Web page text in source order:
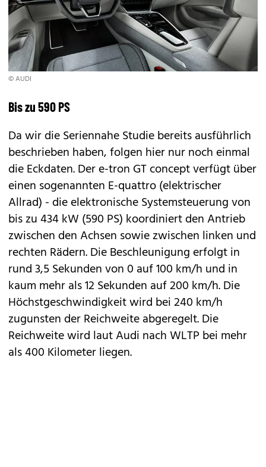
© AUDI
Bis zu 590 PS
Da wir die Seriennahe Studie bereitsausführlich
beschrieben haben, folgen hier nur noch einmal
die Eckdaten. Der e-tron GT concept verfügt über
einen sogenannten E-quattro (elektrischer
Allrad) - die elektronische Systemsteuerung von
bis zu 434 kW (590 PS) koordiniert den Antrieb
zwischen den Achsen sowie zwischen linken und
rechten Rädern. Die Beschleunigung erfolgt in
rund 3,5 Sekunden von 0 auf 100 km/h und in
kaum mehr als 12 Sekunden auf 200 km/h. Die
Höchstgeschwindigkeit wird bei 240 km/h
zugunsten der Reichweite abgeregelt. Die
Reichweite wird laut Audi nach WLTP bei mehr
als 400 Kilometer liegen.